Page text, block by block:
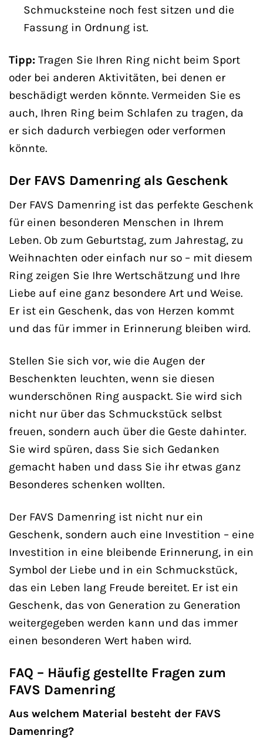
Schmucksteine noch fest sitzen und die
Fassung in Ordnung ist.
Tipp: Tragen Sie Ihren Ring nicht beim Sport
oder bei anderen Aktivitäten, bei denen er
beschädigt werden könnte. Vermeiden Sie es
auch, Ihren Ring beim Schlafen zu tragen, da
er sich dadurch verbiegen oder verformen
könnte.
Der FAVS Damenring als Geschenk
Der FAVS Damenring ist das perfekte Geschenk
für einen besonderen Menschen in Ihrem
Leben. Ob zum Geburtstag, zum Jahrestag, zu
Weihnachten oder einfach nur so – mit diesem
Ring zeigen Sie Ihre Wertschätzung und Ihre
Liebe auf eine ganz besondere Art und Weise.
Er ist ein Geschenk, das von Herzen kommt
und das für immer in Erinnerung bleiben wird.
Stellen Sie sich vor, wie die Augen der
Beschenkten leuchten, wenn sie diesen
wunderschönen Ring auspackt. Sie wird sich
nicht nur über das Schmuckstück selbst
freuen, sondern auch über die Geste dahinter.
Sie wird spüren, dass Sie sich Gedanken
gemacht haben und dass Sie ihr etwas ganz
Besonderes schenken wollten.
Der FAVS Damenring ist nicht nur ein
Geschenk, sondern auch eine Investition – eine
Investition in eine bleibende Erinnerung, in ein
Symbol der Liebe und in ein Schmuckstück,
das ein Leben lang Freude bereitet. Er ist ein
Geschenk, das von Generation zu Generation
weitergegeben werden kann und das immer
einen besonderen Wert haben wird.
FAQ – Häufig gestellte Fragen zum
FAVS Damenring
Aus welchem Material besteht der FAVS
Damenring?